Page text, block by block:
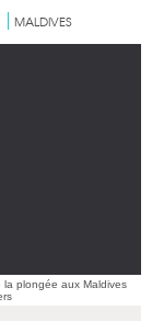
MALDIVES